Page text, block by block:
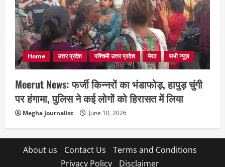
Home उत्तर प्रदेश पश्चिमी उत्तर प्रदेश मेरठ सभी न्यूज़
Meerut News: फर्जी किन्नरों का भंडाफोड़, हापुड़ चुंगी
पर हंगामा, पुलिस ने कई लोगों को हिरासत में लिया
Megha Journalist June 10, 2026
About us Contact Us
Terms and Conditions
Privacy Policy
Disclaimer